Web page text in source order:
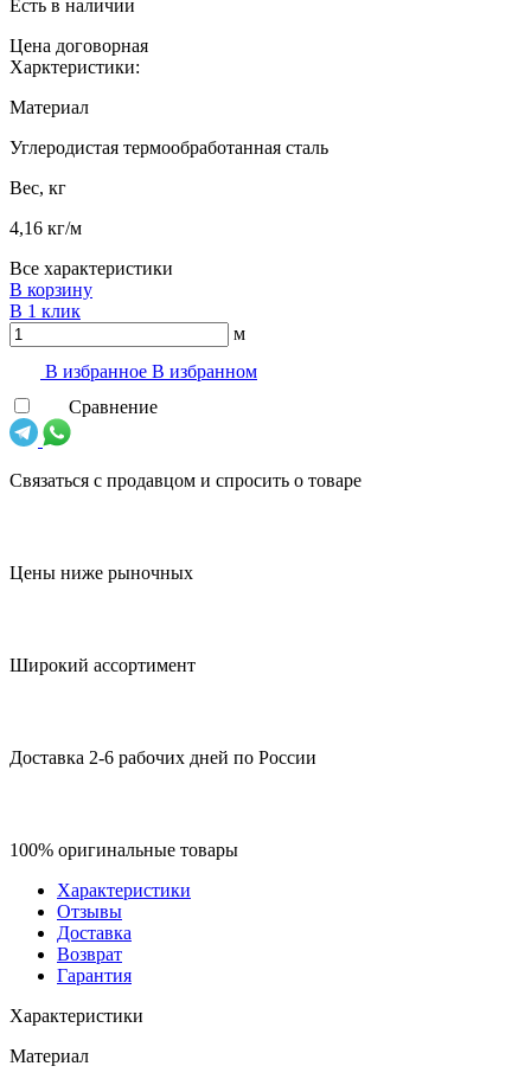
Есть в наличии
Цена договорная
Харктеристики:
Материал
Углеродистая термообработанная сталь
Вес, кг
4,16 кг/м
Все характеристики
В корзину
В 1 клик
м
В избранноe В избранном
Сравнение
Связаться с продавцом и спросить о товаре
Цены ниже рыночных
Широкий ассортимент
Доставка 2-6 рабочих дней по России
100% оригинальные товары
Характеристики
Отзывы
Доставка
Возврат
Гарантия
Характеристики
Материал